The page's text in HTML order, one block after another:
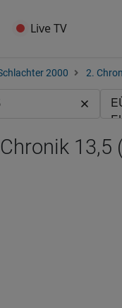
Live TV
2000 2.
13,5